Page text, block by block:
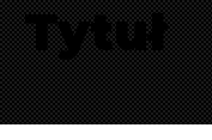
Tytuł